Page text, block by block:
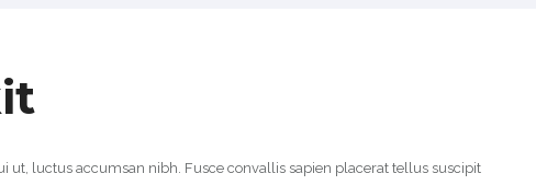
ut, luctus accumsan nibh. Fusce convallis sapien placerat tellus suscipit